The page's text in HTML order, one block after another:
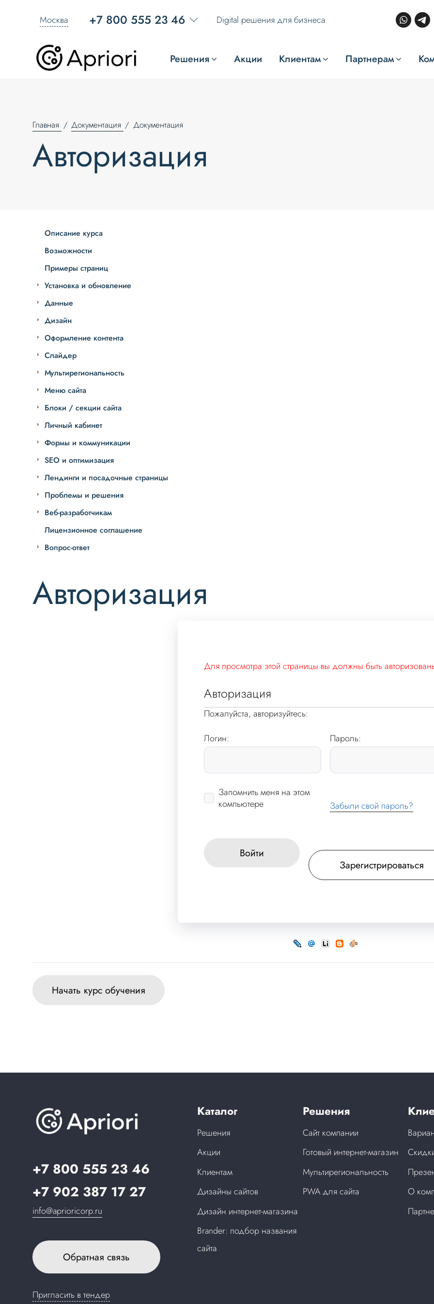
Москва +7 800 555 23 46 Digital решения для бизнеса
Решения Акции Клиентам Партнерам
Главная Документация Документация
Авторизация
Описание курса
Возможности
Примеры страниц
Установка и обновление
Данные
Дизайн
Оформление контента
Слайдер
Мультирегиональность
Меню сайта
Блоки / секции сайта
Личный кабинет
Формы и коммуникации
SEO и оптимизация
Лендинги и посадочные страницы
Проблемы и решения
Веб-разработчикам
Лицензионное соглашение
Вопрос-ответ
Авторизация
Для просмотра этой страницы вы должны быть
Авторизация
Пожалуйста, авторизуйтесь:
Логин:
Пароль:
Запомнить меня на этом
компьютере
Забыли свой пароль?
Войти
Зарегистрироваться
Начать курс обучения
+7 800 555 23 46
+7 902 387 17 27
info@aprioricorp.ru
Обратная связь
Пригласить в тендер
Каталог
Решения
Акции
Клиентам
Дизайны сайтов
Дизайн интернет-магазина
Brander: подбор названия
сайта
Решения
Сайт компании
Готовый интернет-магазин
Мультирегиональность
PWA для сайта
О